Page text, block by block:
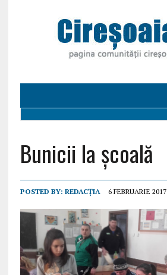
Bunicii la școală
POSTED BY: REDACȚIA 6 FEBRUARIE 2017